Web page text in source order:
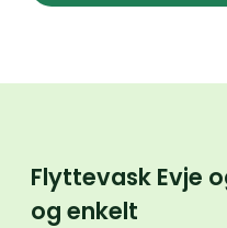
Flyttevask Evje
og enkelt